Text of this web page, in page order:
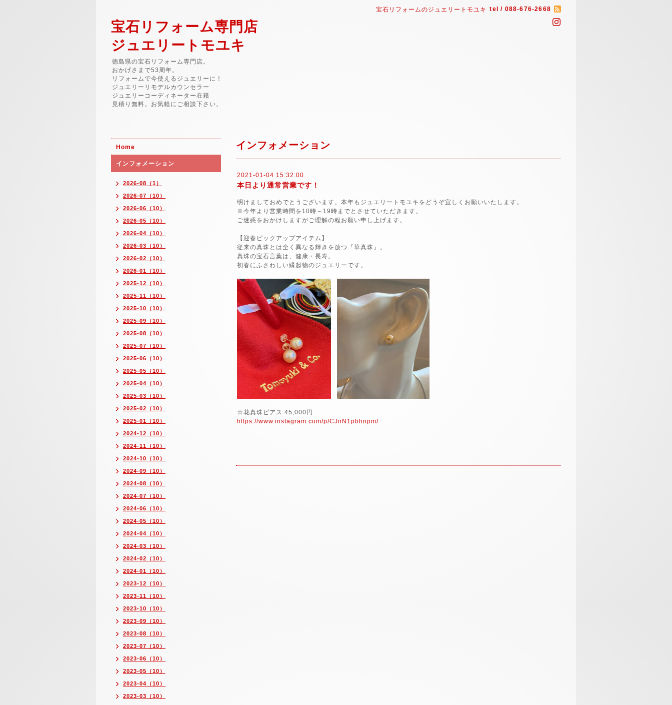
宝石リフォームのジュエリートモユキ tel / 088-676-2668
宝石リフォーム専門店
ジュエリートモユキ
徳島県の宝石リフォーム専門店。
おかげさまで53周年。
リフォームで今使えるジュエリーに！
ジュエリーリモデルカウンセラー
ジュエリーコーディネーター在籍
見積り無料。お気軽にご相談下さい。
インフォメーション
2021-01-04 15:32:00
本日より通常営業です！
明けましておめでとうございます。本年もジュエリートモユキをどうぞ宜しくお願いいたします。
※今年より営業時間を10時～19時までとさせていただきます。
ご迷惑をおかけしますがご理解の程お願い申し上げます。
【迎春ピックアップアイテム】
従来の真珠とは全く異なる輝きを放つ『華真珠』。
真珠の宝石言葉は、健康・長寿。
初春にふさわしい縁起物のジュエリーです。
☆花真珠ピアス 45,000円
https://www.instagram.com/p/CJnN1pbhnpm/
Home
インフォメーション
2026-08（1）
2026-07（10）
2026-06（10）
2026-05（10）
2026-04（10）
2026-03（10）
2026-02（10）
2026-01（10）
2025-12（10）
2025-11（10）
2025-10（10）
2025-09（10）
2025-08（10）
2025-07（10）
2025-06（10）
2025-05（10）
2025-04（10）
2025-03（10）
2025-02（10）
2025-01（10）
2024-12（10）
2024-11（10）
2024-10（10）
2024-09（10）
2024-08（10）
2024-07（10）
2024-06（10）
2024-05（10）
2024-04（10）
2024-03（10）
2024-02（10）
2024-01（10）
2023-12（10）
2023-11（10）
2023-10（10）
2023-09（10）
2023-08（10）
2023-07（10）
2023-06（10）
2023-05（10）
2023-04（10）
2023-03（10）